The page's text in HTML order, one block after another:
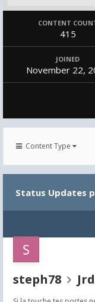
CONTENT
415
JOINED
November 22,
Content Type
Status Updates
steph78